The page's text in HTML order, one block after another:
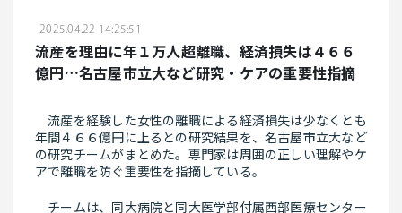
消費者庁によると、日本では赤色３号
は１９４８年に食品添加物に指定され、
菓子や漬物、かまぼこなどに使われてい
れたことを受け、同庁の専門家部会が２
月、安全性などを審議。「直ちに使用基
準を改正する必要はない」との見解をま
とめていた。同庁は米国が段階的に廃止
保険料収入は、加入者の増加や賃上げ
に伴い、前年度比４・３％増の９兆２６
８５億円となった。７５歳以上の後期高
比２・５％増の２兆３３５３億円に上っ
た影響などで、経常支出は前年度比１・
１％増の９兆７７１７億円となり、支出
2025.04.22 14:25:51
流産を理由に年１万人超離職、経済損失は４６６
億円…名古屋市立大など研究・ケアの重要性指摘
流産を経験した女性の離職による経済損失は少なくとも
年間４６６億円に上るとの研究結果を、名古屋市立大など
の研究チームがまとめた。専門家は周囲の正しい理解やケ
アで離職を防ぐ重要性を指摘している。
チームは、同大病院と同大医学部付属西部医療センター